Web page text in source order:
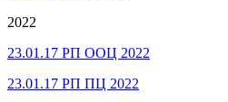
2022
23.01.17 РП ООЦ 2022
23.01.17 РП ПЦ 2022